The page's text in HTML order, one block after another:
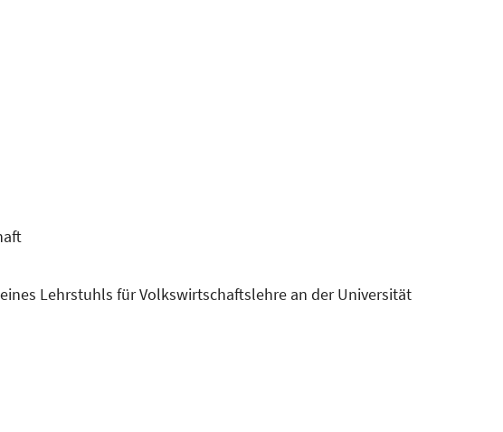
Lehrstuhls für Volkswirtschaftslehre an der Universität